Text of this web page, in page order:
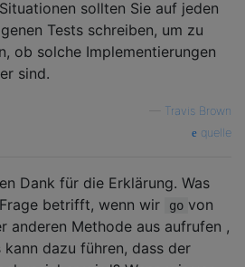
sollten Sie auf jeden
Tests schreiben, um zu
ob solche Implementierungen
sind.
Travis Brown
quelle
Dank für die Erklärung. Was
betrifft, wenn wir
go von
anderen Methode aus aufrufen ,
kann dazu führen, dass der